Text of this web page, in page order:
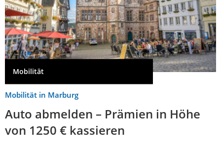
Mobilität
Mobilität in Marburg
Auto abmelden – Prämien in Höhe
von 1250 € kassieren